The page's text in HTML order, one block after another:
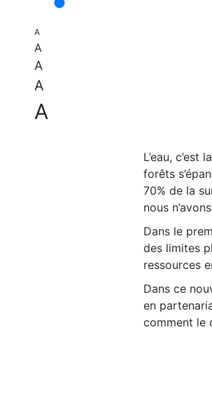
A
A
A
A
A
L’eau,
forêts
70% de la
nous
Dans le
des limites
ressources
Dans ce
en
comment le